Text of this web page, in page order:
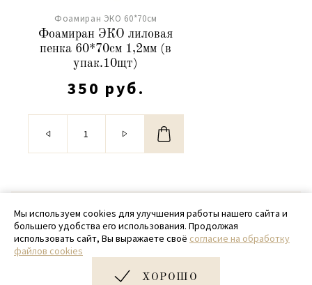
Фоамиран ЭКО 60*70см
Фоамиран ЭКО лиловая
пенка 60*70см 1,2мм (в
упак.10щт)
350 руб.
© 2020 - 2026 SamPack
+ 7 (918) 699-97-87
zakaz@sampack.store
Мы используем cookies для улучшения работы нашего сайта и
большего удобства его использования. Продолжая
использовать сайт, Вы выражаете своё согласие на обработку
файлов cookies
ХОРОШО